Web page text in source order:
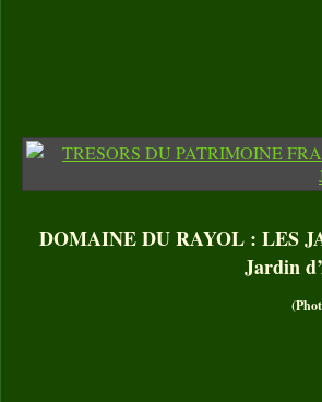
DOMAINE DU RAYOL : LES
Jardin